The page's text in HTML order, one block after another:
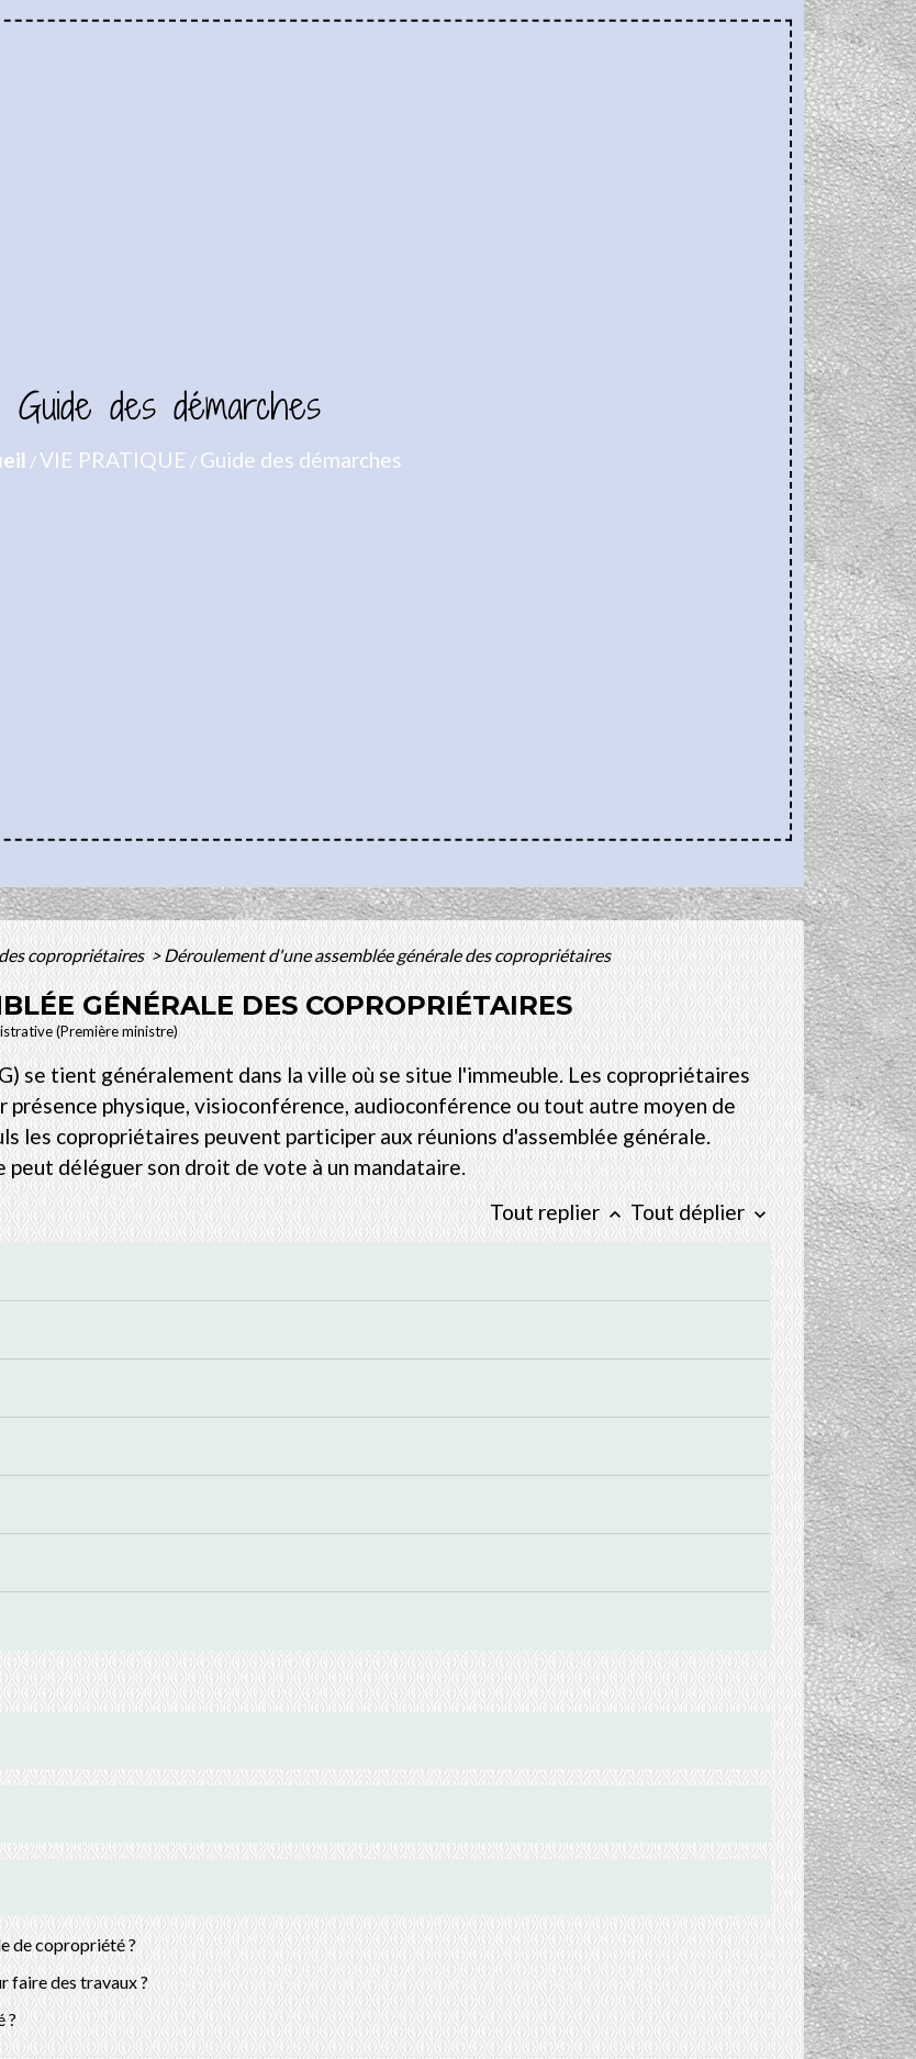
Guide des démarches
/VIE PRATIQUE / Guide des démarches
copropriétaires >Déroulement d'une assemblée générale des copropriétaires
GÉNÉRALE DES COPROPRIÉTAIRES
(Première ministre)
se tient généralement dans la ville où se situe l'immeuble. Les copropriétaires
physique, visioconférence, audioconférence ou tout autre moyen de
les copropriétaires peuvent participer aux réunions d'assemblée générale.
déléguer son droit de vote à un mandataire.
Tout replierkeyboard_arrow_up Tout déplier keyboard_arrow_down
de copropriété ?
faire des travaux ?
?